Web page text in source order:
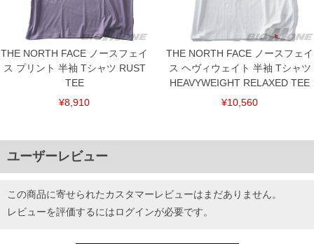
THE NORTH FACE ノースフェイ
ス プリント 半袖 Tシャツ RUST
TEE
¥8,910
THE NORTH FACE ノースフェイ
ス ヘヴィウェイト 半袖 Tシャツ
HEAVYWEIGHT RELAXED TEE
¥10,560
ユーザーレビュー
この商品に寄せられたカスタマーレビューはまだありません。
レビューを評価するにはログインが必要です。